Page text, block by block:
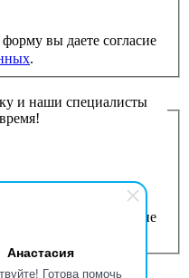
Анастасия
Готова помочь
вы даете согласие
.
и наши специалисты
вы даете согласие